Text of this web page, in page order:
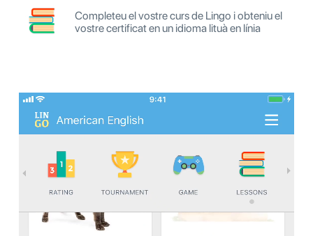
Completeu el vostre curs de Lingo i obteniu el
vostre certificat en un idioma lituà en línia